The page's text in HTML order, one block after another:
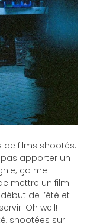
de films shootés.
pas apporter un
ça me
mettre un film
de l’été et
Oh well!
shootées sur